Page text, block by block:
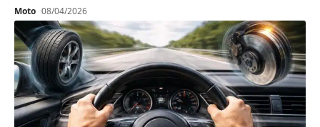
Moto 08/04/2026